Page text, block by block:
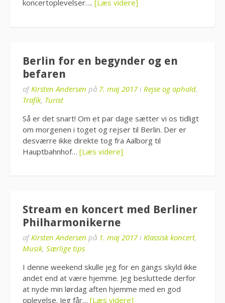
koncertoplevelser…. [Læs videre]
Berlin for en begynder og en
befaren
afKirsten Andersen på 7. maj 2017i Rejse og ophold,
Trafik, Turist
Så er det snart! Om et par dage sætter vi os tidligt
om morgenen i toget og rejser til Berlin. Der er
desværre ikke direkte tog fra Aalborg til
Hauptbahnhof… [Læs videre]
Stream en koncert med Berliner
Philharmonikerne
afKirsten Andersen på 1. maj 2017i Klassisk koncert,
Musik, Særlige tips
I denne weekend skulle jeg for en gangs skyld ikke
andet end at være hjemme. Jeg besluttede derfor
at nyde min lørdag aften hjemme med en god
oplevelse. Jeg får… [Læs videre]